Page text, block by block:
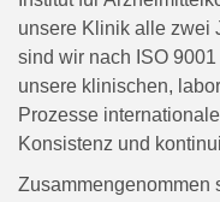
unsere Klinik alle zwei
sind wir nach ISO
unsere klinischen,
Prozesse
Konsistenz und
Zusammengenommen